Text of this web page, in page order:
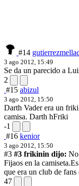
#14
3 ago 2012, 15:49
Se da un parecido a
2
#15 abizul
3 ago 2012, 15:50
Darth Vader era un
camisa. Darth hFriki
-1
#16 kenior
3 ago 2012, 15:50
#3 #3 frikinin dijo:
Fijaos en la camiseta.
que era un club de
47